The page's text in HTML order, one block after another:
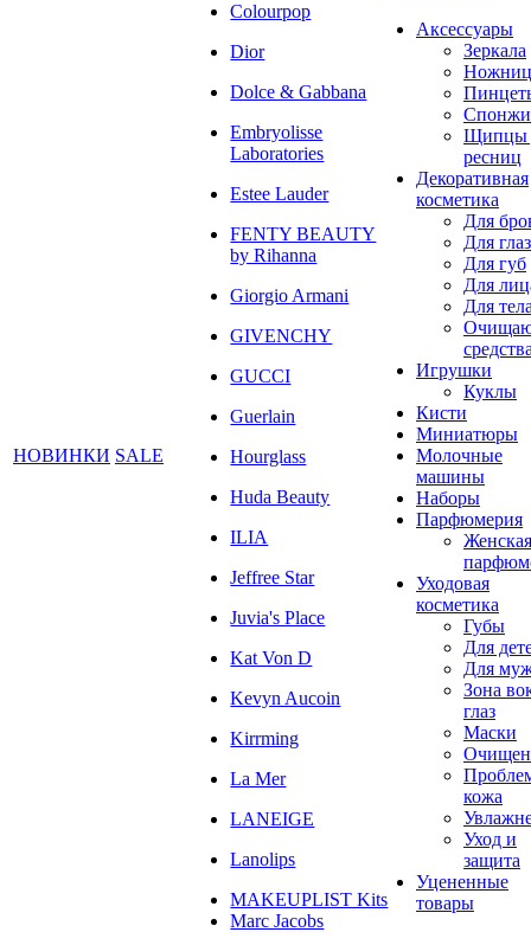
НОВИНКИ SALE
Colourpop
Dior
Dolce & Gabbana
Embryolisse
Laboratories
Estee Lauder
FENTY BEAUTY
by Rihanna
Giorgio Armani
GIVENCHY
GUCCI
Guerlain
Hourglass
Huda Beauty
ILIA
Jeffree Star
Juvia's Place
Kat Von D
Kevyn Aucoin
Kirrming
La Mer
LANEIGE
Lanolips
MAKEUPLIST Kits
Marc Jacobs
Аксессуары
Зеркала
Спонжи
Щипцы
ресниц
Декоративная
косметика
Для
Для глаз
Для губ
Для
Для
Игрушки
Куклы
Кисти
Миниатюры
Молочные
машины
Наборы
Парфюмерия
Женская
Уходовая
косметика
Губы
Для
Для
Зона
глаз
Маски
кожа
Уход и
защита
Уцененные
товары